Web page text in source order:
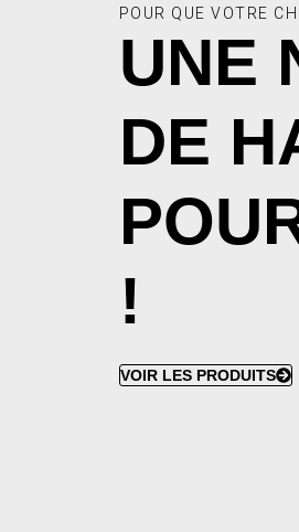
POUR QUE VOTRE
UNE
DE
!
VOIR LES PRODUITS